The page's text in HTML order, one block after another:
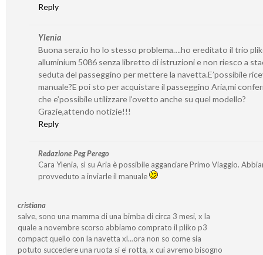
Reply
Ylenia
Buona sera,io ho lo stesso problema….ho ereditato il trio
alluminium 5086 senza libretto di istruzioni e non riesco a
seduta del passeggino per mettere la navetta.E’possibile
manuale?E poi sto per acquistare il passeggino Aria,mi
che e’possibile utilizzare l’ovetto anche su quel modello?
Grazie,attendo notizie!!!
Reply
Redazione Peg Perego
Cara Ylenia, sì su Aria è possibile agganciare Primo Viaggio.
provveduto a inviarle il manuale
cristiana
salve, sono una mamma di una bimba di circa 3 mesi, x la
quale a novembre scorso abbiamo comprato il pliko p3
compact quello con la navetta xl…ora non so come sia
potuto succedere una ruota si e’ rotta, x cui avremo bisogno